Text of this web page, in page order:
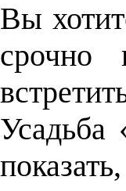
Вы
срочно
Усадьба